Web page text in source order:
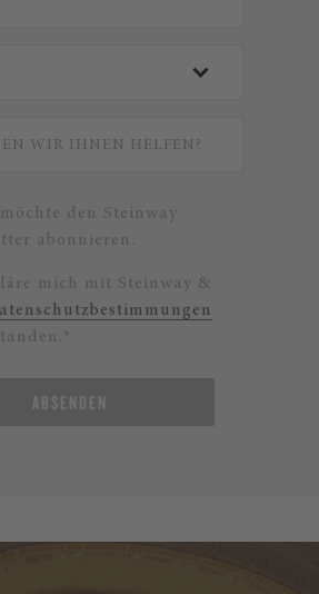
möchte den Steinway
abonnieren.
mich mit Steinway &
ABSENDEN